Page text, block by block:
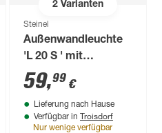
2Varianten
Steinel
Außenwandleuchte
'L 20 S ' mit
Bewegungssensor
60 W IP 44 23 x 25
cm
59,99 €
Lieferung nach Hause
Verfügbar in Troisdorf
Nur wenige verfügbar